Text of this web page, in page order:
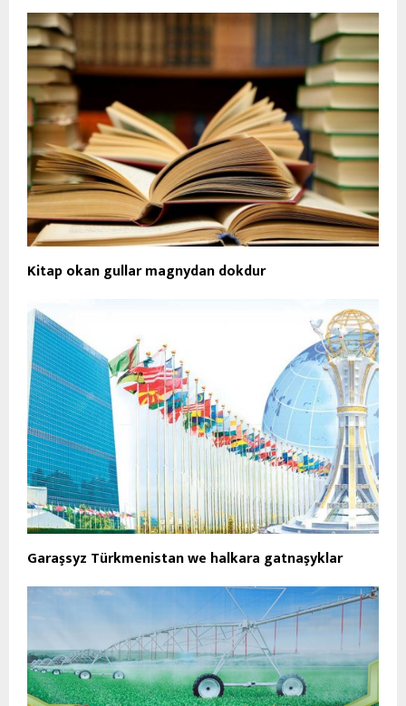
Kitap okan gullar magnydan dokdur
Garaşsyz Türkmenistan we halkara gatnaşyklar